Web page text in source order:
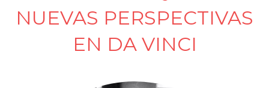
NUEVAS PERSPECTIVAS
EN DA VINCI